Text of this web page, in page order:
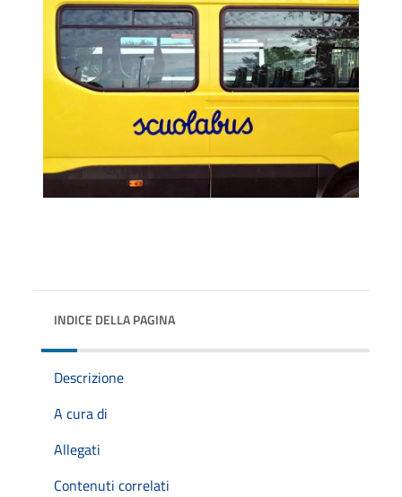
INDICE DELLA PAGINA
Descrizione
A cura di
Allegati
Contenuti correlati